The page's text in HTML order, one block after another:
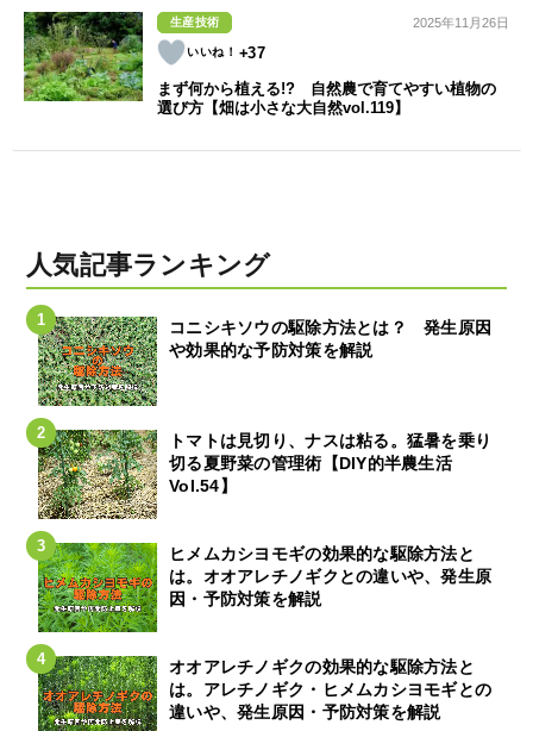
生産技術
+37
2025年11月26日
まず何から植える!? 自然農で育てやすい植物の
選び方【畑は小さな大自然vol.119】
人気記事ランキング
コニシキソウの駆除方法とは？ 発生原因
や効果的な予防対策を解説
トマトは見切り、ナスは粘る。猛暑を乗り
切る夏野菜の管理術【DIY的半農生活
Vol.54】
ヒメムカシヨモギの効果的な駆除方法と
は。オオアレチノギクとの違いや、発生原
因・予防対策を解説
オオアレチノギクの効果的な駆除方法と
は。アレチノギク・ヒメムカシヨモギとの
違いや、発生原因・予防対策を解説